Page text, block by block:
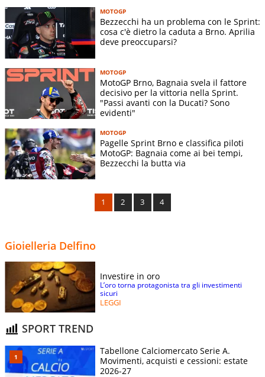
MOTOGP
Bezzecchi ha un problema con le Sprint:
cosa c'è dietro la caduta a Brno. Aprilia
deve preoccuparsi?
MOTOGP
MotoGP Brno, Bagnaia svela il fattore
decisivo per la vittoria nella Sprint.
"Passi avanti con la Ducati? Sono
evidenti"
MOTOGP
Pagelle Sprint Brno e classifica piloti
MotoGP: Bagnaia come ai bei tempi,
Bezzecchi la butta via
1 2 3 4
Gioielleria Delfino
Investire in oro
L’oro torna protagonista tra gli investimenti
sicuri
LEGGI
SPORT TREND
Tabellone Calciomercato Serie A.
Movimenti, acquisti e cessioni: estate
2026-27